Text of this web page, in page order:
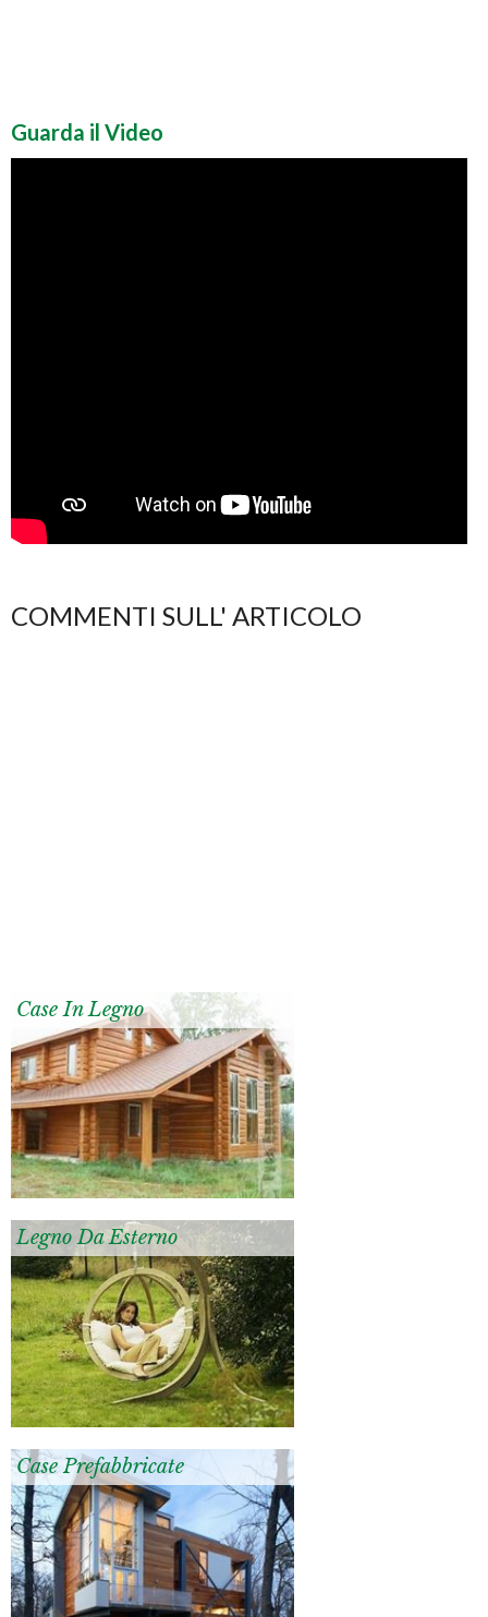
Guarda il Video
COMMENTI SULL' ARTICOLO
Case In Legno
Legno Da Esterno
Case Prefabbricate